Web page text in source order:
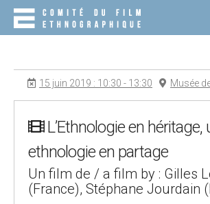
15 juin 2019 : 10:30 - 13:30 Musée
L’Ethnologie en héritage,
ethnologie en partage
Un film de / a film by : Gilles
(France), Stéphane Jourdain